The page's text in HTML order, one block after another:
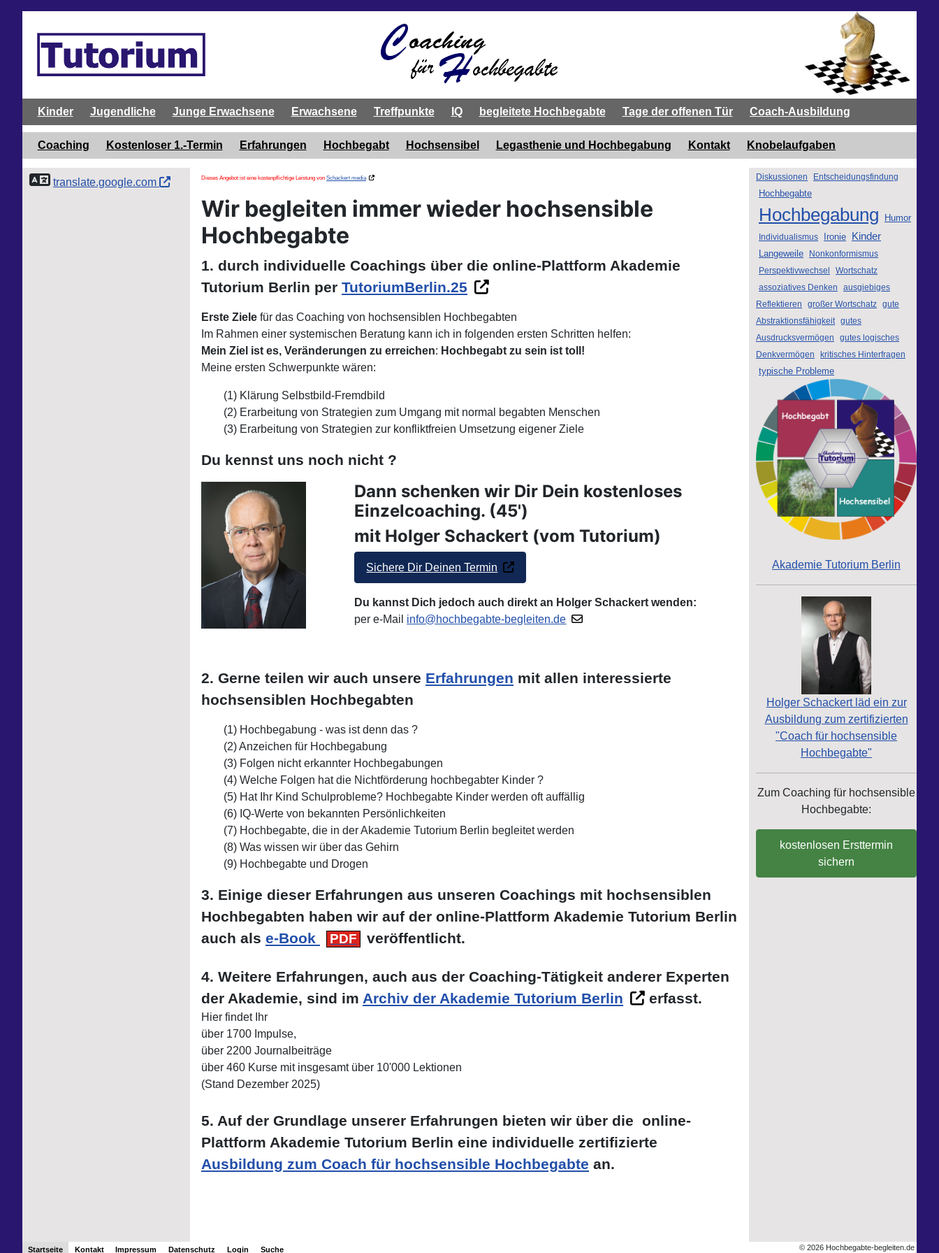
Kinder Jugendliche Junge Erwachsene Erwachsene Treffpunkte IQ begleitete Hochbegabte Tage der offenen Tür Coach-Ausbildung
Coaching Kostenloser 1.-Termin Erfahrungen Hochbegabt Hochsensibel Legasthenie und Hochbegabung Kontakt Knobelaufgaben
Dieses Angebot ist eine kostenpflichtige Leistung von Schackert media
Wir begleiten immer wieder hochsensible
Hochbegabte
1. durch individuelle Coachings über die online-Plattform Akademie
Tutorium Berlin per TutoriumBerlin.25
Erste Ziele für das Coaching von hochsensiblen Hochbegabten
Im Rahmen einer systemischen Beratung kann ich in folgenden ersten Schritten helfen:
Mein Ziel ist es, Veränderungen zu erreichen: Hochbegabt zu sein ist toll!
Meine ersten Schwerpunkte wären:
Klärung Selbstbild-Fremdbild
Erarbeitung von Strategien zum Umgang mit normal begabten Menschen
Erarbeitung von Strategien zur konfliktfreien Umsetzung eigener Ziele
Du kennst uns noch nicht ?
Dann schenken wir Dir Dein kostenloses
Einzelcoaching. (45')
mit Holger Schackert (vom Tutorium)
Sichere Dir Deinen Termin
Du kannst Dich jedoch auch direkt an Holger Schackertwenden:
per e-Mail info@hochbegabte-begleiten.de
2. Gerne teilen wir auch unsere Erfahrungen mit allen interessierte
hochsensiblen Hochbegabten
Hochbegabung - was ist denn das ?
Anzeichen für Hochbegabung
Folgen nicht erkannter Hochbegabungen
Welche Folgen hat die Nichtförderung hochbegabter Kinder ?
Hat Ihr Kind Schulprobleme? Hochbegabte Kinder werden oft auffällig
IQ-Werte von bekannten Persönlichkeiten
Hochbegabte, die in der Akademie Tutorium Berlin begleitet werden
Was wissen wir über das Gehirn
Hochbegabte und Drogen
3. Einige dieser Erfahrungen aus unseren Coachings mit hochsensiblen
Hochbegabten haben wir auf der online-Plattform Akademie Tutorium Berlin
auch als e-Book veröffentlicht.
4. Weitere Erfahrungen, auch aus der Coaching-Tätigkeit anderer Experten
der Akademie, sind im Archiv der Akademie Tutorium Berlin erfasst.
Hier findet Ihr
über 1700 Impulse,
über 2200 Journalbeiträge
über 460 Kurse mit insgesamt über 10'000 Lektionen
(Stand Dezember 2025)
5. Auf der Grundlage unserer Erfahrungen bieten wir über die online-
Plattform Akademie Tutorium Berlin eine individuelle zertifizierte
Ausbildung zum Coach für hochsensible Hochbegabte an.
translate.google.com Diskussionen Entscheidungsfindung
Hochbegabte
Hochbegabung Humor
Individualismus Ironie Kinder
Langeweile
Nonkonformismus
Perspektivwechsel
Wortschatz
assoziatives Denken
ausgiebiges
Reflektieren
großer Wortschatz gute
Abstraktionsfähigkeit gutes
Ausdrucksvermögen
gutes logisches
Denkvermögen
kritisches Hinterfragen
typische Probleme
Akademie Tutorium Berlin
Holger Schackert läd ein zur
Ausbildung zum zertifizierten
"Coach für hochsensible
Hochbegabte"
Zum Coaching für hochsensible
Hochbegabte:
kostenlosen Ersttermin
sichern
© 2026 Hochbegabte-begleiten.de
Startseite Kontakt Impressum Datenschutz Login Suche